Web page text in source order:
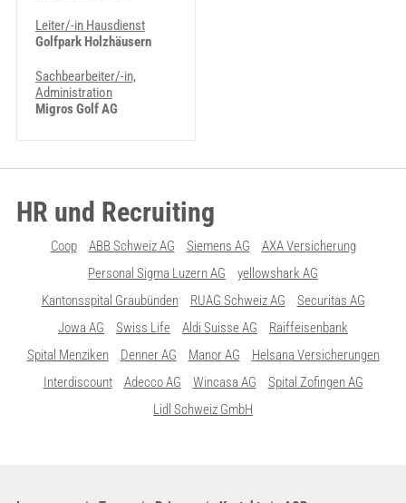
Leiter/-in Hausdienst
Golfpark Holzhäusern
Sachbearbeiter/-in,
Administration
Migros Golf AG
HR und Recruiting
Coop ABB Schweiz AG Siemens AG
AXA Versicherung
Personal Sigma Luzern AG
yellowshark AG
Kantonsspital Graubünden
RUAG Schweiz AG
Securitas AG
Jowa AG
Swiss Life Aldi Suisse AG
Raiffeisenbank
Spital Menziken
Denner AG Manor AG
Helsana Versicherungen
Interdiscount
Adecco AG Wincasa AG
Spital Zofingen AG
Lidl Schweiz GmbH